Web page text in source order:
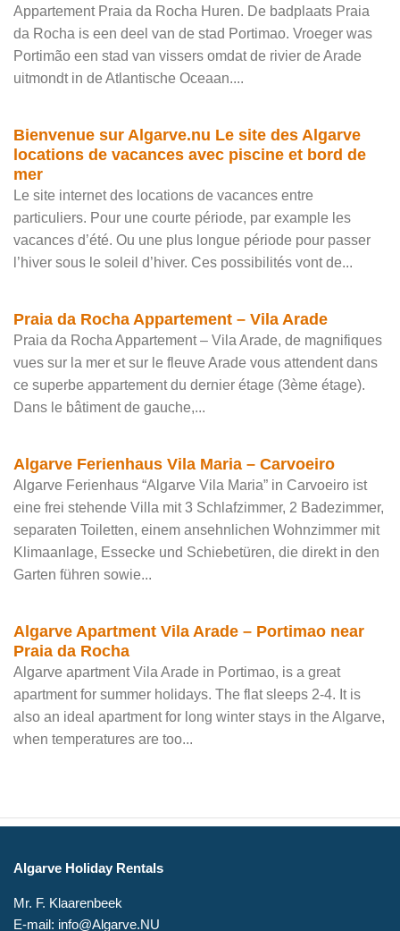
Appartement Praia da Rocha Huren. De badplaats Praia
da Rocha is een deel van de stad Portimao. Vroeger was
Portimão een stad van vissers omdat de rivier de Arade
uitmondt in de Atlantische Oceaan....
Bienvenue sur Algarve.nu Le site des Algarve
locations de vacances avec piscine et bord de
mer
Le site internet des locations de vacances entre
particuliers. Pour une courte période, par example les
vacances d’été. Ou une plus longue période pour passer
l’hiver sous le soleil d’hiver. Ces possibilités vont de...
Praia da Rocha Appartement – Vila Arade
Praia da Rocha Appartement – Vila Arade, de magnifiques
vues sur la mer et sur le fleuve Arade vous attendent dans
ce superbe appartement du dernier étage (3ème étage).
Dans le bâtiment de gauche,...
Algarve Ferienhaus Vila Maria – Carvoeiro
Algarve Ferienhaus “Algarve Vila Maria” in Carvoeiro ist
eine frei stehende Villa mit 3 Schlafzimmer, 2 Badezimmer,
separaten Toiletten, einem ansehnlichen Wohnzimmer mit
Klimaanlage, Essecke und Schiebetüren, die direkt in den
Garten führen sowie...
Algarve Apartment Vila Arade – Portimao near
Praia da Rocha
Algarve apartment Vila Arade in Portimao, is a great
apartment for summer holidays. The flat sleeps 2-4. It is
also an ideal apartment for long winter stays in the Algarve,
when temperatures are too...
Algarve Holiday Rentals
Mr. F. Klaarenbeek
E-mail: info@Algarve.NU